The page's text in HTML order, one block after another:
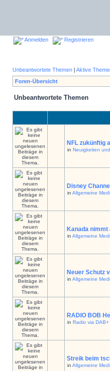
Anmelden Registrieren
Unbeantwortete Themen | Aktive
Foren-Übersicht
Unbeantwortete Themen
NFL zukünftig
in Neuigkeiten
Disney
in Allgemeine
Kanada nimmt
in Allgemeine
Neuer Schutz
in Allgemeine
RADIO BOB
in Radio via DAB+
Streik beim
in Allgemeine